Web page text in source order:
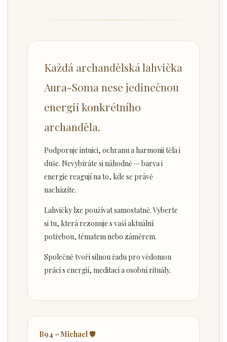
Každá archandělská lahvička
Aura-Soma nese jedinečnou
energii konkrétního
archanděla.
Podporuje intuici, ochranu a harmonii těla i
duše. Nevybíráte si náhodně — barva i
energie reagují na to, kde se právě
nacházíte.
Lahvičky lze používat samostatně. Vyberte
si tu, která rezonuje s vaší aktuální
potřebou, tématem nebo záměrem.
Společně tvoří silnou řadu pro vědomou
práci s energií, meditaci a osobní rituály.
B94 – Michael 🛡️